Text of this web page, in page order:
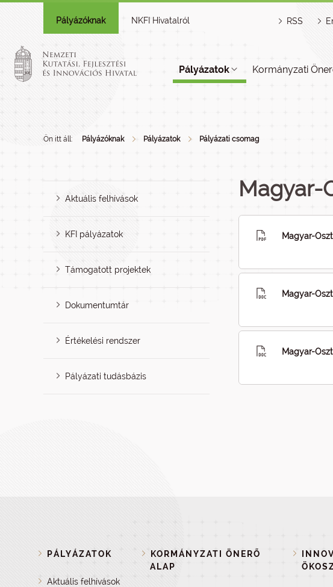
Pályázóknak NKFI Hivatalról RSS
Pályázatok Kormányzati
Ön itt áll: Pályázóknak Pályázatok Pályázati csomag
Aktuális felhívások
KFI pályázatok
Támogatott projektek
Dokumentumtár
Értékelési rendszer
Pályázati tudásbázis
Magyar-
Magyar-
Magyar-
Magyar-
PÁLYÁZATOK
Aktuális felhívások
KORMÁNYZATI ÖNERŐ
ALAP